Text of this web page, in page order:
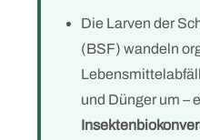
Die Larven der
(BSF) wandeln
und Dünger um –